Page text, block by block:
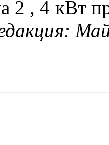
2 , 4 кВт